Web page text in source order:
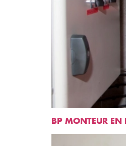
BP MONTEUR EN